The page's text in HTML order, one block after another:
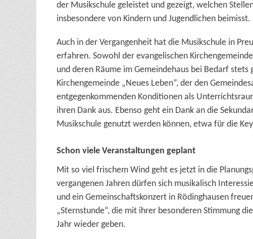
der Musikschule geleistet und gezeigt, welchen
insbesondere von Kindern und Jugendlichen beimisst.
Auch in der Vergangenheit hat die Musikschule in
erfahren. Sowohl der evangelischen
und deren Räume im Gemeindehaus bei Bedarf
Kirchengemeinde „Neues Leben“, der den
entgegenkommenden Konditionen als
ihren Dank aus. Ebenso geht ein Dank an die
Musikschule genutzt werden können, etwa für die
Schon viele Veranstaltungen geplant
Mit so viel frischem Wind geht es jetzt in die
vergangenen Jahren dürfen sich musikalisch
und ein Gemeinschaftskonzert in Rödinghausen
„Sternstunde“, die mit ihrer besonderen Stimmung
Jahr wieder geben.